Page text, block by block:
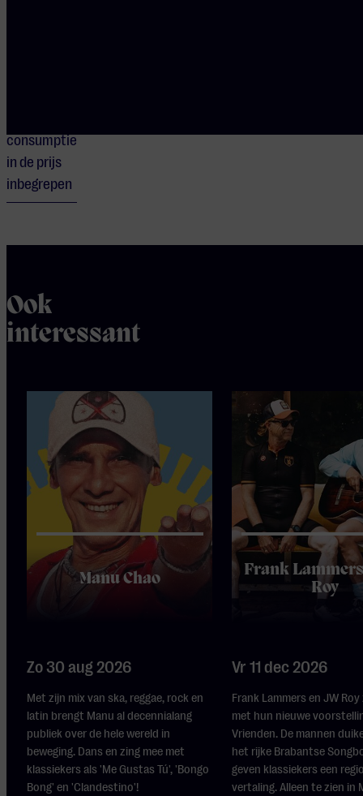
consumptie
in de prijs
inbegrepen
Ook
interessant
Manu Chao
Zo 30 aug 2026
Met zijn mix van ska, reggae, rock en
latin brengt Manu al decennialang
publiek over de hele wereld in
beweging. Dans en zing mee met
klassiekers als 'Me Gustas Tú', 'Bongo
Bong' en 'Clandestino'!
Frank
Roy
Vr 11 dec 2026
Frank Lammers en JW
met hun nieuwe
Vrienden. De mannen
het rijke Brabantse
geven klassiekers een
vertaling. Alleen te zien in